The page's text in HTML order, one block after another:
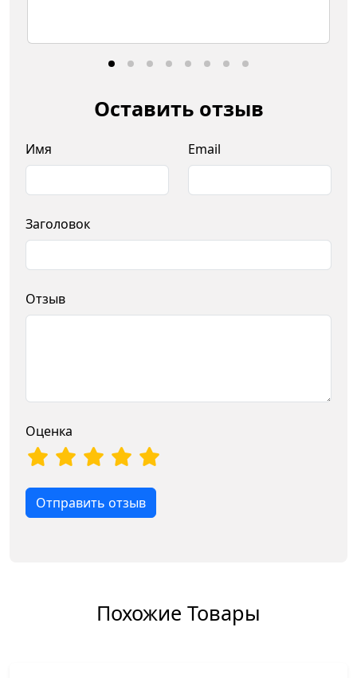
Оставить отзыв
Имя Email
Заголовок
Отзыв
Оценка
Отправить отзыв
Похожие Товары